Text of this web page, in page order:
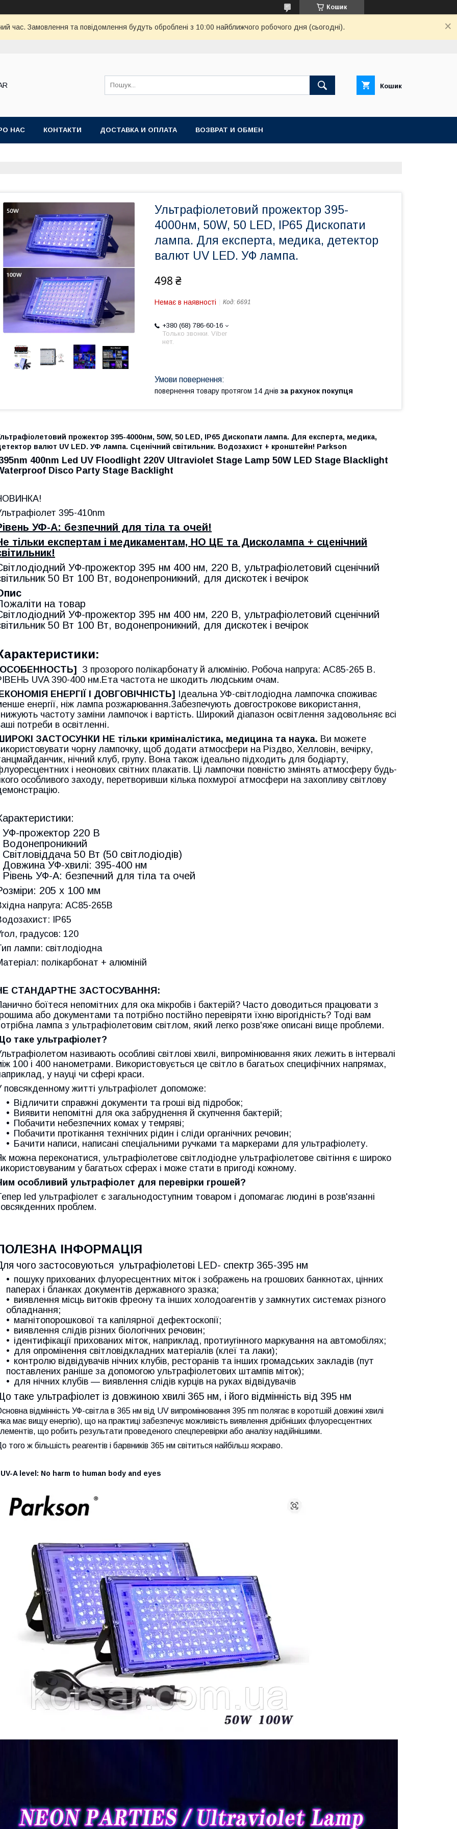
Кошик
час. Замовлення та повідомлення будуть оброблені з 10:00 найближчого робочого дня (сьогодні).
Кошик
НАС КОНТАКТИ ДОСТАВКА И ОПЛАТА ВОЗВРАТ И ОБМЕН
Ультрафіолетовий прожектор 395-
4000нм, 50W, 50 LED, IP65 Дископати
лампа. Для експерта, медика, детектор
валют UV LED. УФ лампа.
498 ₴
Немає в наявності Код: 6691
+380 (68) 786-60-16
Только звонки. Viber
нет.
повернення товару протягом 14 днів за рахунок покупця
прожектор 395-4000нм, 50W, 50 LED, IP65 Дископати лампа. Для експерта, медика,
валют UV LED. УФ лампа. Сценічний світильник. Водозахист + кронштейн! Parkson
400nm Led UV Floodlight 220V Ultraviolet Stage Lamp 50W LED Stage Blacklight
Disco Party Stage Backlight
395-410nm
УФ-А: безпечний для тіла та очей!
тільки експертам і медикаментам, НО ЦЕ та Дисколампа + сценічний
УФ-прожектор 395 нм 400 нм, 220 В, ультрафіолетовий сценічний
50 Вт 100 Вт, водонепроникний, для дискотек і вечірок
на товар
УФ-прожектор 395 нм 400 нм, 220 В, ультрафіолетовий сценічний
50 Вт 100 Вт, водонепроникний, для дискотек і вечірок
З прозорого полікарбонату й алюмінію. Робоча напруга: AC85-265 В.
UVA 390-400 нм.Ета частота не шкодить людським очам.
ЕНЕРГІЇ І ДОВГОВІЧНІСТЬ]
Ідеальна УФ-світлодіодна лампочка споживає
енергії, ніж лампа розжарювання.Забезпечують довгострокове використання,
частоту заміни лампочок і вартість. Широкий діапазон освітлення задовольняє всі
потреби в освітленні.
ЗАСТОСУНКИ НЕ тільки криміналістика, медицина та наука. Ви можете
чорну лампочку, щоб додати атмосфери на Різдво, Хелловін, вечірку,
нічний клуб, групу. Вона також ідеально підходить для бодіарту,
і неонових світних плакатів. Ці лампочки повністю змінять атмосферу будь-
особливого заходу, перетворивши кілька похмурої атмосфери на захопливу світлову
УФ-прожектор 220 В
Водонепроникний
Світловіддача 50 Вт (50 світлодіодів)
Довжина УФ-хвилі: 395-400 нм
Рівень УФ-А: безпечний для тіла та очей
205 х 100 мм
напруга: AC85-265В
IP65
градусов: 120
лампи: світлодіодна
полікарбонат + алюміній
СТАНДАРТНЕ ЗАСТОСУВАННЯ:
боїтеся непомітних для ока мікробів і бактерій? Часто доводиться працювати з
або документами та потрібно постійно перевіряти їхню вірогідність? Тоді вам
лампа з ультрафіолетовим світлом, який легко розв'яже описані вище проблеми.
таке ультрафіолет?
називають особливі світлові хвилі, випромінювання яких лежить в інтервалі
100 і 400 нанометрами. Використовується це світло в багатьох специфічних напрямах,
у науці чи сфері краси.
повсякденному житті ультрафіолет допоможе:
Відличити справжні документи та гроші від підробок;
Виявити непомітні для ока забруднення й скупчення бактерій;
Побачити небезпечних комах у темряві;
Побачити протікання технічних рідин і сліди органічних речовин;
Бачити написи, написані спеціальними ручками та маркерами для ультрафіолету.
можна переконатися, ультрафіолетове світлодіодне ультрафіолетове світіння є широко
у багатьох сферах і може стати в пригоді кожному.
особливий ультрафіолет для перевірки грошей?
led ультрафіолет є загальнодоступним товаром і допомагає людині в розв'язанні
проблем.
ІНФОРМАЦІЯ
чого застосовуються ультрафіолетові LED- спектр 365-395 нм
пошуку прихованих флуоресцентних міток і зображень на грошових банкнотах, цінних
паперах і бланках документів державного зразка;
виявлення місць витоків фреону та інших холодоагентів у замкнутих системах різного
обладнання;
магнітопорошкової та капілярної дефектоскопії;
виявлення слідів різних біологічних речовин;
ідентифікації прихованих міток, наприклад, протиугінного маркування на автомобілях;
для опромінення світловідкладних матеріалів (клеї та лаки);
контролю відвідувачів нічних клубів, ресторанів та інших громадських закладів (пут
поставлених раніше за допомогою ультрафіолетових штампів міток);
для нічних клубів — виявлення слідів курців на руках відвідувачів
таке ультрафіолет із довжиною хвилі 365 нм, і його відмінність від 395 нм
відмінність УФ-світла в 365 нм від UV випромінювання 395 nm полягає в коротшій довжині хвилі
має вищу енергію), що на практиці забезпечує можливість виявлення дрібніших флуоресцентних
що робить результати проведеного спецперевірки або аналізу надійнішими.
того ж більшість реагентів і барвників 365 нм світиться найбільш яскраво.
A level: No harm to human body and eyes